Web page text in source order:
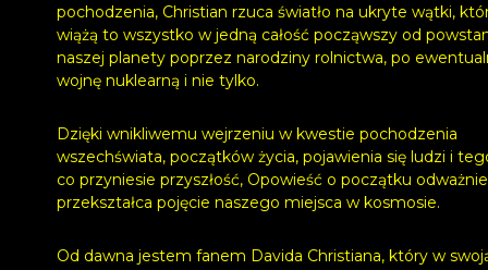
pochodzenia, Christian rzuca światło na ukryte wątki,
wiążą to wszystko w jedną całość począwszy od
naszej planety poprzez narodziny rolnictwa, po
wojnę nuklearną i nie tylko.
Dzięki wnikliwemu wejrzeniu w kwestie pochodzenia
wszechświata, początków życia, pojawienia się ludzi i
co przyniesie przyszłość, Opowieść o początku odważnie
przekształca pojęcie naszego miejsca w kosmosie.
Od dawna jestem fanem Davida Christiana, który w